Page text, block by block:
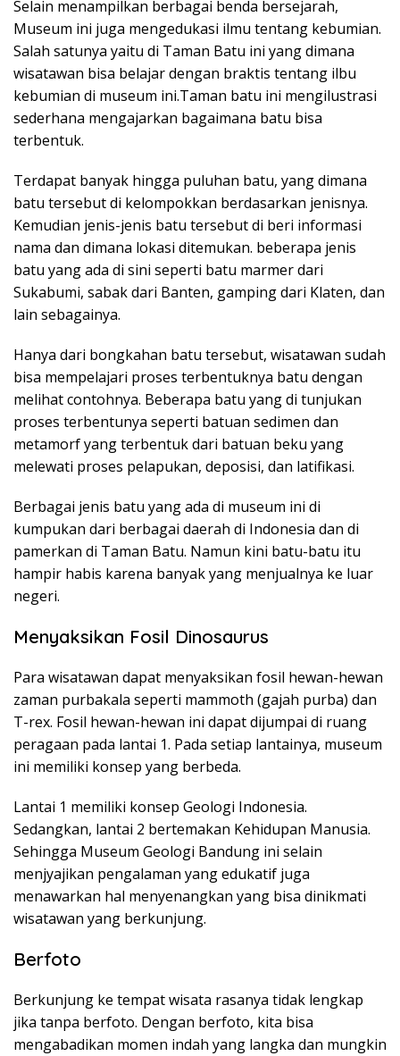
Selain menampilkan berbagai benda bersejarah,
Museum ini juga mengedukasi ilmu tentang kebumian.
Salah satunya yaitu di Taman Batu ini yang dimana
wisatawan bisa belajar dengan braktis tentang ilbu
kebumian di museum ini.Taman batu ini mengilustrasi
sederhana mengajarkan bagaimana batu bisa
terbentuk.
Terdapat banyak hingga puluhan batu, yang dimana
batu tersebut di kelompokkan berdasarkan jenisnya.
Kemudian jenis-jenis batu tersebut di beri informasi
nama dan dimana lokasi ditemukan. beberapa jenis
batu yang ada di sini seperti batu marmer dari
Sukabumi, sabak dari Banten, gamping dari Klaten, dan
lain sebagainya.
Hanya dari bongkahan batu tersebut, wisatawan sudah
bisa mempelajari proses terbentuknya batu dengan
melihat contohnya. Beberapa batu yang di tunjukan
proses terbentunya seperti batuan sedimen dan
metamorf yang terbentuk dari batuan beku yang
melewati proses pelapukan, deposisi, dan latifikasi.
Berbagai jenis batu yang ada di museum ini di
kumpukan dari berbagai daerah di Indonesia dan di
pamerkan di Taman Batu. Namun kini batu-batu itu
hampir habis karena banyak yang menjualnya ke luar
negeri.
Menyaksikan Fosil Dinosaurus
Para wisatawan dapat menyaksikan fosil hewan-hewan
zaman purbakala seperti mammoth (gajah purba) dan
T-rex. Fosil hewan-hewan ini dapat dijumpai di ruang
peragaan pada lantai 1. Pada setiap lantainya, museum
ini memiliki konsep yang berbeda.
Lantai 1 memiliki konsep Geologi Indonesia.
Sedangkan, lantai 2 bertemakan Kehidupan Manusia.
Sehingga Museum Geologi Bandung ini selain
menjyajikan pengalaman yang edukatif juga
menawarkan hal menyenangkan yang bisa dinikmati
wisatawan yang berkunjung.
Berfoto
Berkunjung ke tempat wisata rasanya tidak lengkap
jika tanpa berfoto. Dengan berfoto, kita bisa
mengabadikan momen indah yang langka dan mungkin